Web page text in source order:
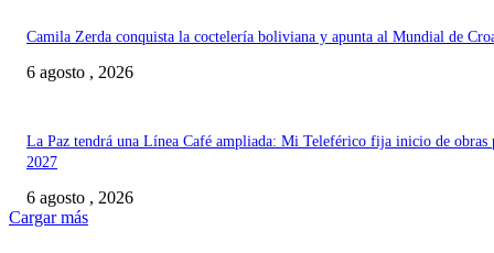
Camila Zerda conquista la coctelería boliviana y apunta al Mundial de
6 agosto , 2026
La Paz tendrá una Línea Café ampliada: Mi Teleférico fija inicio de obras
2027
6 agosto , 2026
Cargar más